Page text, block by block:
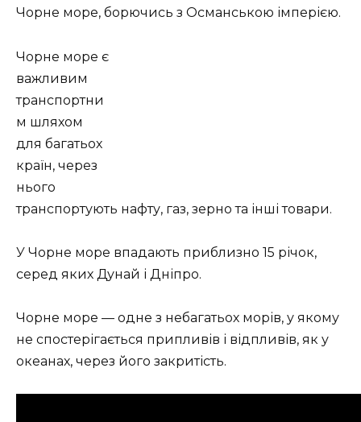
Чорне море, борючись з Османською імперією.
Чорне море є
важливим
транспортни
м шляхом
для багатьох
країн, через
нього
транспортують нафту, газ, зерно та інші товари.
У Чорне море впадають приблизно 15 річок,
серед яких Дунай і Дніпро.
Чорне море — одне з небагатьох морів, у якому
не спостерігається припливів і відпливів, як у
океанах, через його закритість.